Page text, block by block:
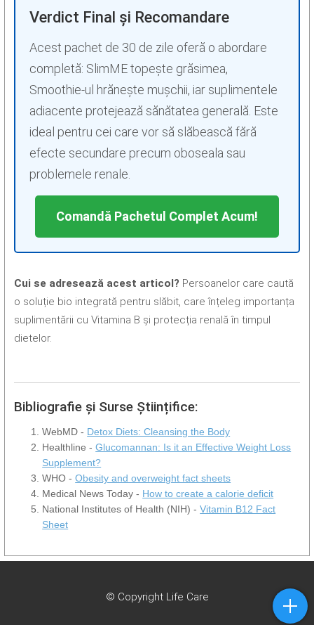
Verdict Final și Recomandare
Acest pachet de 30 de zile oferă o abordare
completă: SlimME topește grăsimea,
Smoothie-ul hrănește mușchii, iar suplimentele
adiacente protejează sănătatea generală. Este
ideal pentru cei care vor să slăbească fără
efecte secundare precum oboseala sau
problemele renale.
Comandă Pachetul Complet Acum!
Cui se adresează acest articol? Persoanelor care caută
o soluție bio integrată pentru slăbit, care înțeleg importanța
suplimentării cu Vitamina B și protecția renală în timpul
dietelor.
Bibliografie și Surse Științifice:
WebMD - Detox Diets: Cleansing the Body
Healthline -Glucomannan: Is it an Effective Weight Loss
Supplement?
WHO -Obesity and overweight fact sheets
Medical News Today - How to create a calorie deficit
National Institutes of Health (NIH) -Vitamin B12 Fact
Sheet
© Copyright Life Care